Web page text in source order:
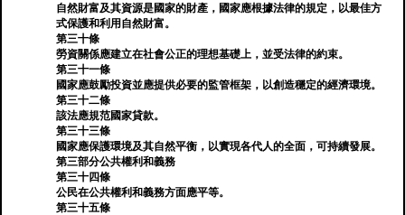
自然財富及其資源是國家的財產，國家應根據法律的規定，以最佳方
式保護和利用自然財富。
第三十條
勞資關係應建立在社會公正的理想基礎上，並受法律的約束。
第三十一條
國家應鼓勵投資並應提供必要的監管框架，以創造穩定的經濟環境。
第三十二條
該法應規范國家貸款。
第三十三條
國家應保護環境及其自然平衡，以實現各代人的全面，可持續發展。
第三部分公共權利和義務
第三十四條
公民在公共權利和義務方面應平等。
第三十五條